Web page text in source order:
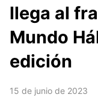
llega al
Mundo
edición
15 de junio de 2023